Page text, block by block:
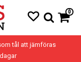
0
tål att jämföras